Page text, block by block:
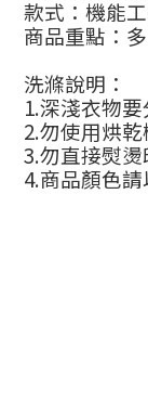
款式：機能
商品重點：
洗滌說明 ：
1.深淺衣物
2.勿使用烘乾
3.勿直接熨燙
4.商品顏色